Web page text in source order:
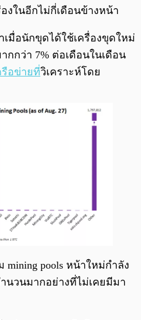
งในอีกไม่กี่เดือนข้างหน้า
เมื่อนักขุดได้ใช้เครื่องขุดใหม่
กกว่า 7% ต่อเดือนในเดือน
อข่ายที่วิเคราะห์โดย
pools หน้าใหม่กำลัง
ำนวนมากอย่างที่ไม่เคยมีมา